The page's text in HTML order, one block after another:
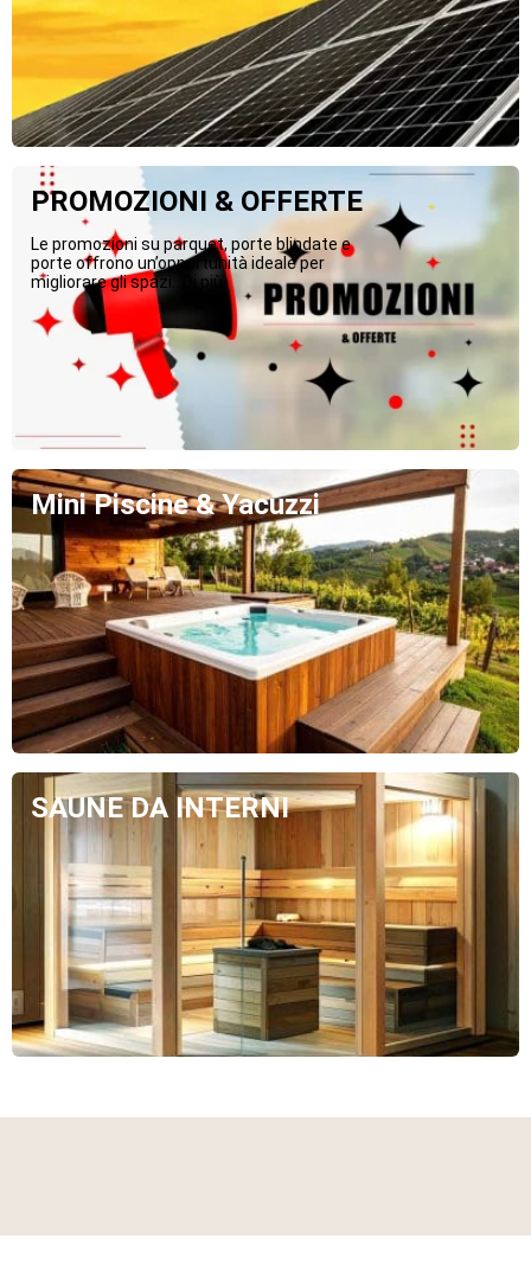
PROMOZIONI & OFFERTE
Le promozioni su parquet, porte blindate e
porte offrono un’opportunità ideale per
migliorare gli spazi...Di più
Mini Piscine & Yacuzzi
SAUNE DA INTERNI